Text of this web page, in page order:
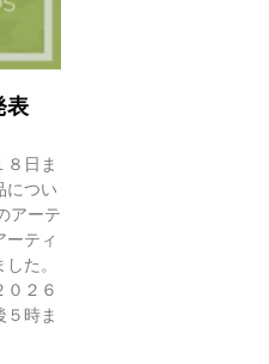
表
８日ま
につい
アーテ
ーティ
た。
０２６
５時ま